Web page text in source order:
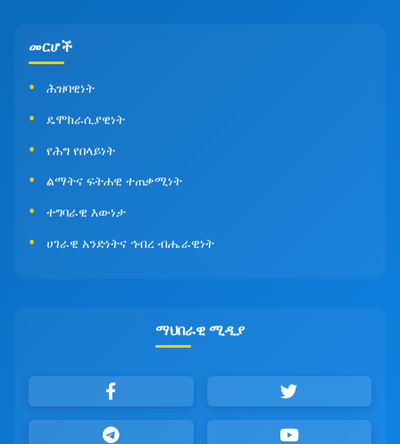
መርሆች
ሕዝባዊነት
ዴሞክራሲያዊነት
የሕግ የበላይነት
ልማትና ፍትሐዊ ተጠቃሚነት
ተግባራዊ እውነታ
ሀገራዊ አንድነትና ኅብረ ብሔራዊነት
ማህበራዊ ሚዲያ